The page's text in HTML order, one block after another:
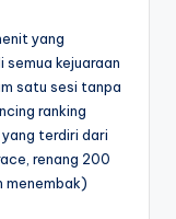
yang
kejuaraan
satu sesi tanpa
ranking
yang terdiri dari
renang 200
menembak)